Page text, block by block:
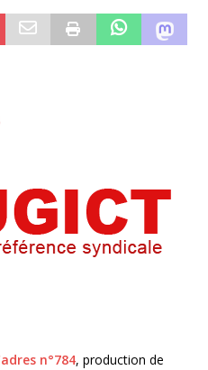
n°784, production de